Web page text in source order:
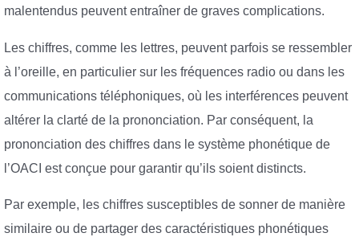
malentendus peuvent entraîner de graves complications.
Les chiffres, comme les lettres, peuvent parfois se ressembler
à l’oreille, en particulier sur les fréquences radio ou dans les
communications téléphoniques, où les interférences peuvent
altérer la clarté de la prononciation. Par conséquent, la
prononciation des chiffres dans le système phonétique de
l’OACI est conçue pour garantir qu’ils soient distincts.
Par exemple, les chiffres susceptibles de sonner de manière
similaire ou de partager des caractéristiques phonétiques